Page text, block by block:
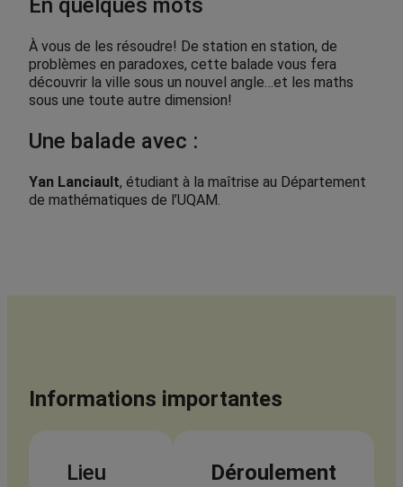
En quelques mots
À vous de les résoudre! De station en station, de
problèmes en paradoxes, cette balade vous fera
découvrir la ville sous un nouvel angle…et les maths
sous une toute autre dimension!
Une balade avec :
Yan Lanciault, étudiant à la maîtrise au Département
de mathématiques de l’UQAM.
Informations importantes
Lieu Déroulement